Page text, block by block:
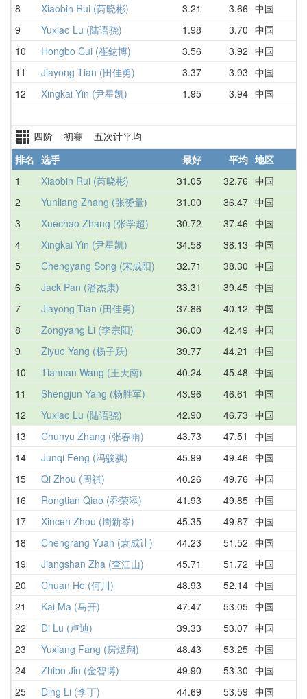
8 Xiaobin Rui (芮晓彬) 3.21 3.66 中国
9 Yuxiao Lu (陆语骁) 1.98 3.70 中国
10 Hongbo Cui (崔鈜博) 3.56 3.92 中国
11 Jiayong Tian (田佳勇) 3.37 3.93 中国
12 Xingkai Yin (尹星凯) 1.95 3.94 中国
四阶 初赛 五次计平均
排名 选手 最好 平均 地区
1
Xiaobin Rui (芮晓彬) 31.05 32.76 中国
2 Yunliang Zhang (张赟量) 31.00 36.47 中国
3 Xuechao Zhang (张学超) 30.72 37.46 中国
4 Xingkai Yin (尹星凯) 34.58 38.13 中国
5 Chengyang Song (宋成阳) 32.71 38.30 中国
6 Jack Pan (潘杰康) 33.31 39.45 中国
7 Jiayong Tian (田佳勇) 37.86 40.12 中国
8 Zongyang Li (李宗阳) 36.00 42.49 中国
9 Ziyue Yang (杨子跃) 39.77 44.21 中国
10 Tiannan Wang (王天南) 40.24 45.48 中国
11 Shengjun Yang (杨胜军) 43.96 46.61 中国
12 Yuxiao Lu (陆语骁) 42.90 46.73 中国
13 Chunyu Zhang (张春雨) 43.73 47.51 中国
14 Junqi Feng (冯骏骐) 45.99 49.46 中国
15 Qi Zhou (周祺) 40.26 49.76 中国
16 Rongtian Qiao (乔荣添) 41.93 49.85 中国
17 Xincen Zhou (周新岑) 45.35 49.87 中国
18 Chengrang Yuan (袁成让) 44.23 51.52 中国
19 Jiangshan Zha (查江山) 45.71 51.72 中国
20 Chuan He (何川) 48.93 52.14 中国
21 Kai Ma (马开) 47.47 53.05 中国
22 Di Lu (卢迪) 39.33 53.07 中国
23 Yuxiang Fang (房煜翔) 48.43 53.25 中国
24 Zhibo Jin (金智博) 49.90 53.30 中国
25 Ding Li (李丁) 44.69 53.59 中国